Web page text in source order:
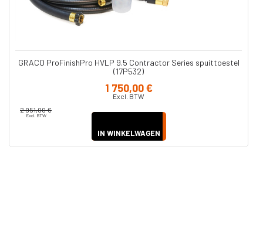
GRACO ProFinishPro HVLP 9.5 Contractor Series spuittoestel
(17P532)
1 750,00 €
Excl. BTW
2 951,00 €
Excl. BTW
IN WINKELWAGEN